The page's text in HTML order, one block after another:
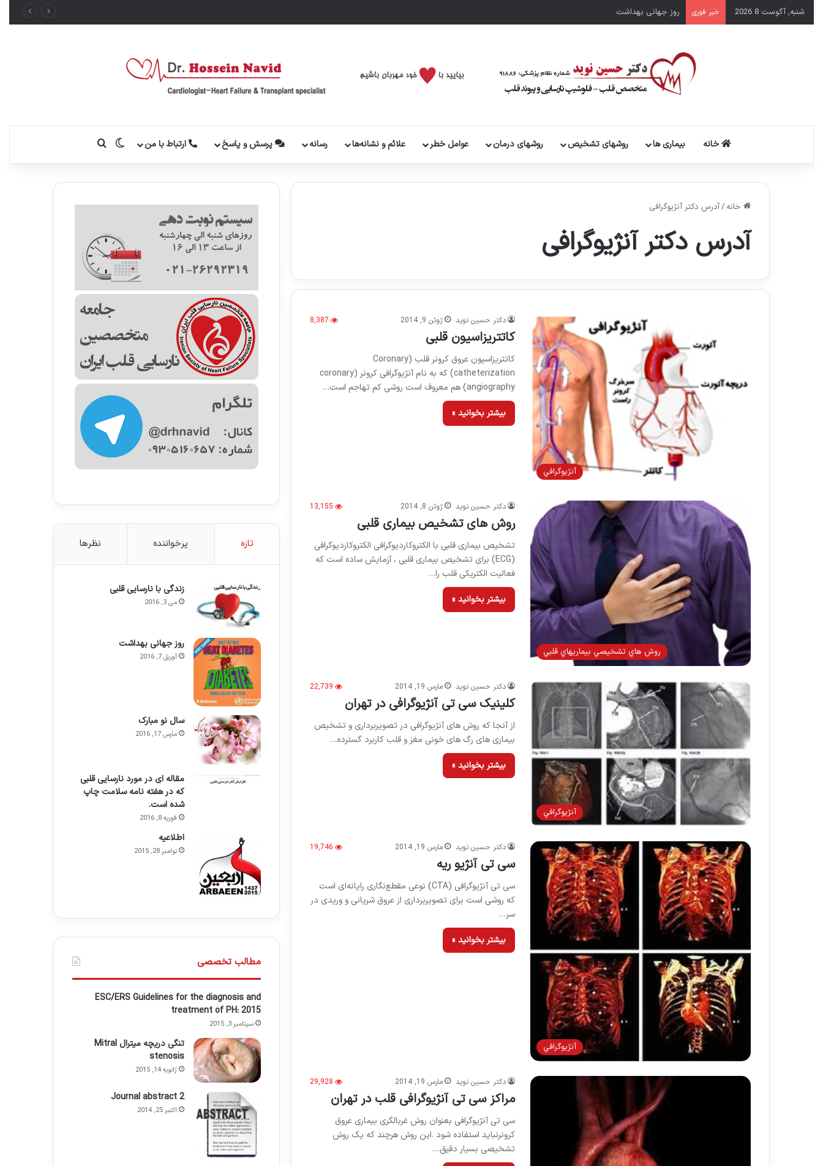
شنبه, آگوست 8 2026 خبر فوری روز جهانی بهداشت
خانه بیماری ها روشهای تشخیص روشهای درمان عوامل خطر علائم و نشانه‌ها رسانه پرسش و پاسخ ارتباط با من تغییر پوسته
خانه /آدرس دکتر آنژیوگرافی
آدرس دکتر آنژیوگرافی
آنژيوگرافي
دکتر حسین نوید ژوئن 9, 2014 8,387
کاتتریزاسیون قلبی
کاتتریزاسیون عروق کرونر قلب (Coronary
catheterization) که به نام آنژیوگرافی کرونر (coronary
angiography) هم معروف است روشی کم تهاجم است…
بیشتر بخوانید »
روش هاي تشخيصي بيماريهاي قلبي
دکتر حسین نوید ژوئن 8, 2014 13,155
روش های تشخیص بیماری قلبی
تشخیص بیماری قلبی با الکتروکاردیوگرافی الکتروکاردیوگرافی
(ECG) برای تشخیص بیماری قلبی ، آزمایش ساده است که
فعالیت الکتریکی قلب را…
بیشتر بخوانید »
آنژيوگرافي
دکتر حسین نوید مارس 19, 2014 22,739
کلینیک سی تی آنژیوگرافی در تهران
از آنجا که روش های آنژیوگرافی در تصویربرداری و تشخیص
بیماری های رگ های خونی مغز و قلب کاربرد گسترده…
بیشتر بخوانید »
آنژيوگرافي
دکتر حسین نوید مارس 19, 2014 19,746
سی تی آنژیو ریه
سی تی آنژیوگرافی (CTA) نوعی مقطع‌نگاری رایانه‌ای است
که روشی است برای تصویربرداری از عروق شریانی و وریدی در
سر…
بیشتر بخوانید »
دکتر حسین نوید مارس 19, 2014 29,928
مراکز سی تی آنژیوگرافی قلب در تهران
سی تی آنژیوگرافی بعنوان روش غربالگری بیماری عروق
کرونرنباید استفاده شود .این روش هرچند که یک روش
تشخیصی بسیار دقیق…
تازه پرخواننده نظرها
زندگی با نارسایی قلبی
می 3, 2016
روز جهانی بهداشت
آوریل 7, 2016
سال نو مبارک
مارس 17, 2016
مقاله ای در مورد نارسایی قلبی
که در هفته نامه سلامت چاپ
شده است.
فوریه 8, 2016
اطلاعيه
نوامبر 28, 2015
مطالب تخصصی
ESC/ERS Guidelines for the diagnosis and
treatment of PH: 2015
سپتامبر 3, 2015
تنگی دریچه میترال Mitral
stenosis
ژانویه 14, 2015
Journal abstract 2
اکتبر 25, 2014